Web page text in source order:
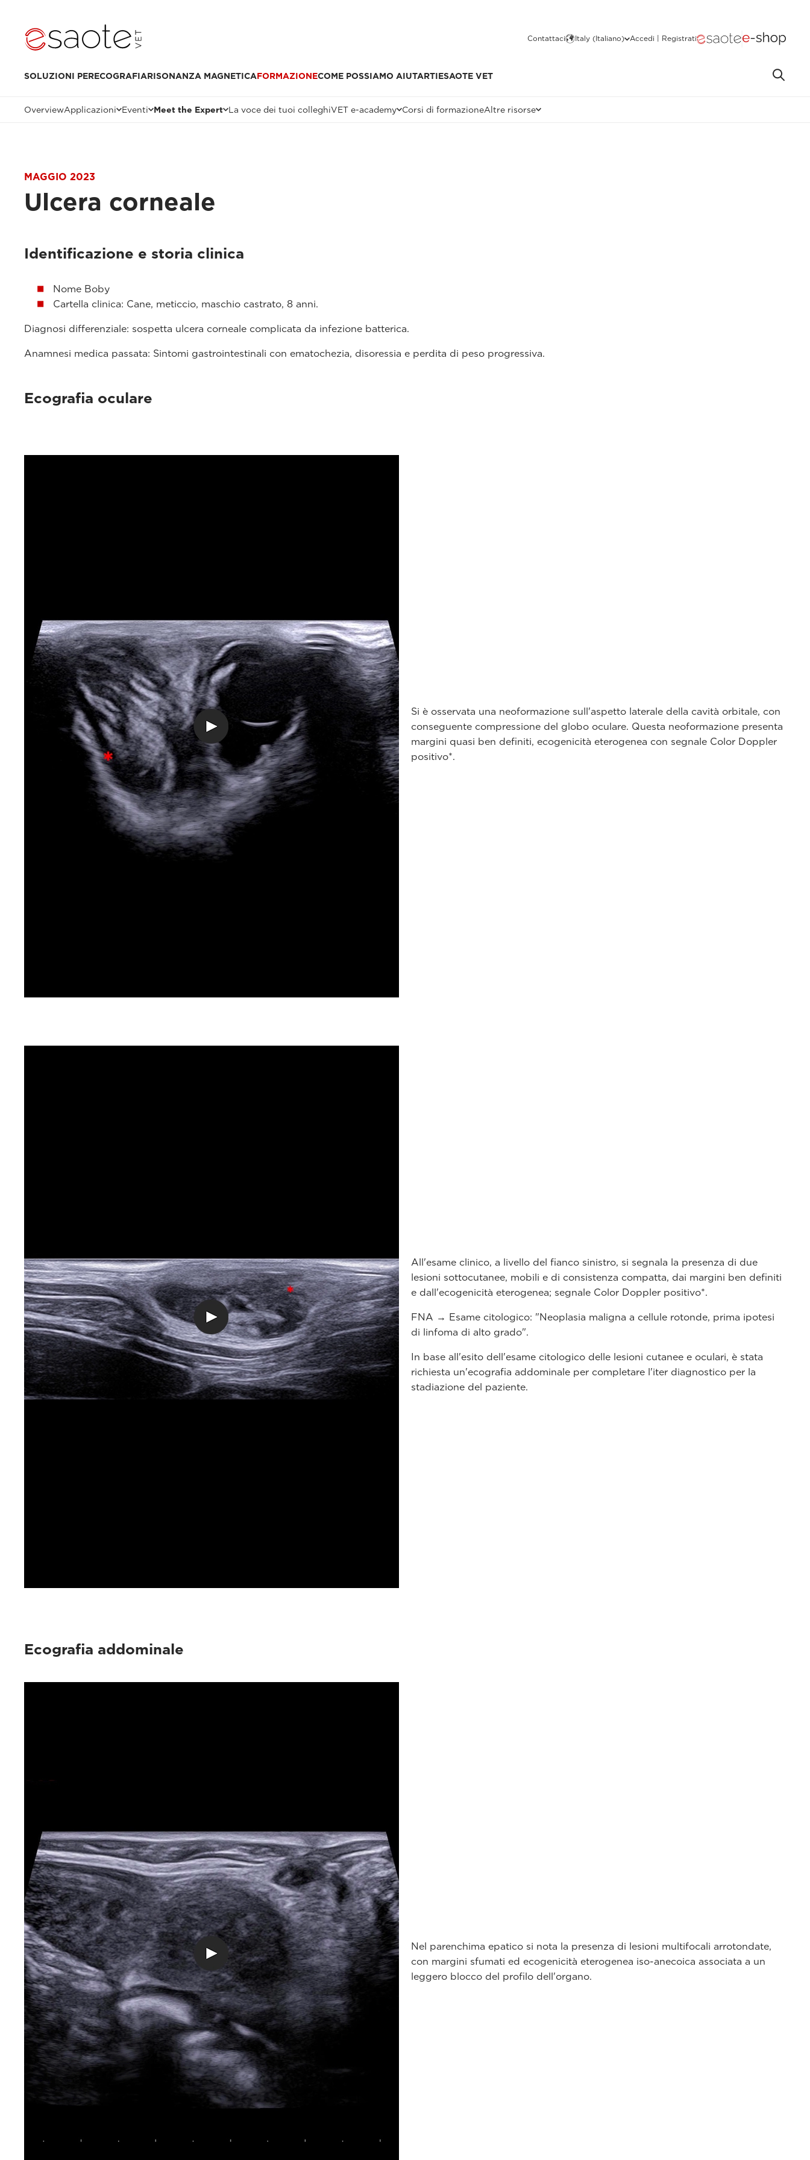
Contattaci Italy (Italiano) Accedi | Registrati
SOLUZIONI PERECOGRAFIARISONANZA MAGNETICAFORMAZIONECOME POSSIAMO AIUTARTIESAOTE VET
OverviewApplicazioni Eventi Meet the Expert La voce dei tuoi colleghiVET e-academy Corsi di formazioneAltre risorse
MAGGIO 2023
Ulcera corneale
Identificazione e storia clinica
Nome Boby
Cartella clinica: Cane, meticcio, maschio castrato, 8 anni.
Diagnosi differenziale: sospetta ulcera corneale complicata da infezione batterica.
Anamnesi medica passata: Sintomi gastrointestinali con ematochezia, disoressia e perdita di peso progressiva.
Ecografia oculare
Si è osservata una neoformazione sull'aspetto laterale della cavità orbitale, con
conseguente compressione del globo oculare. Questa neoformazione presenta
margini quasi ben definiti, ecogenicità eterogenea con segnale Color Doppler
positivo*.
All'esame clinico, a livello del fianco sinistro, si segnala la presenza di due
lesioni sottocutanee, mobili e di consistenza compatta, dai margini ben definiti
e dall'ecogenicità eterogenea; segnale Color Doppler positivo*.
FNA → Esame citologico: "Neoplasia maligna a cellule rotonde, prima ipotesi
di linfoma di alto grado".
In base all'esito dell'esame citologico delle lesioni cutanee e oculari, è stata
richiesta un'ecografia addominale per completare l'iter diagnostico per la
stadiazione del paziente.
Ecografia addominale
Nel parenchima epatico si nota la presenza di lesioni multifocali arrotondate,
con margini sfumati ed ecogenicità eterogenea iso-anecoica associata a un
leggero blocco del profilo dell'organo.